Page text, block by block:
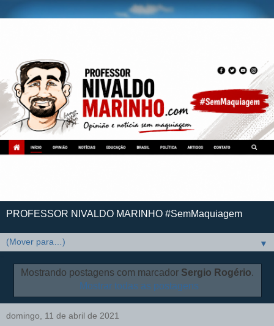
PROFESSOR NIVALDO MARINHO #SemMaquiagem
▼
Mostrando postagens com marcador Sergio Rogério.
Mostrar todas as postagens
domingo, 11 de abril de 2021